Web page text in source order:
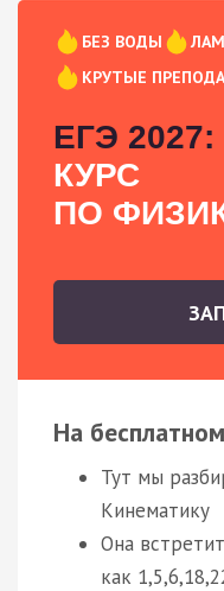
БЕЗ ВОДЫ
КРУТЫЕ
ЕГЭ 2027:
КУРС
ПО
На
Тут мы
Кинематику
Она
как